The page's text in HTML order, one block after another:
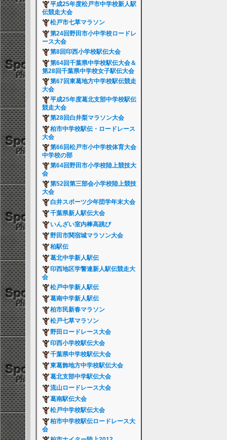
平成25年度松戸市中学校新人駅
伝競走大会
松戸市七草マラソン
第24回野田市小中学校ロードレ
ース大会
第8回印西小学校駅伝大会
第64回千葉県中学校駅伝大会＆
第28回千葉県中学校女子駅伝大会
第67回東葛地方中学校駅伝競走
大会
平成25年度葛北支部中学校駅伝
競走大会
第28回白井梨マラソン大会
柏市中学校駅伝・ロードレース
大会
第66回松戸市小中学校体育大会
中学校の部
第64回野田市小学校陸上競技大
会
第52回第三部会小学校陸上競技
大会
白井スポーツ少年団学年末大会
千葉県新人駅伝大会
いんざい室内棒高跳び
野田市関宿城マラソン大会
柏駅伝
葛北中学新人駅伝
印西地区学警連新人駅伝競走大
会
松戸中学新人駅伝
葛南中学新人駅伝
柏市民新春マラソン
松戸七草マラソン
野田ロードレース大会
印西小学校駅伝大会
千葉県中学校駅伝大会
東葛飾地方中学校駅伝大会
葛北支部中学駅伝大会
流山ロードレース大会
葛南駅伝大会
松戸中学校駅伝大会
柏市中学校駅伝ロードレース大
会